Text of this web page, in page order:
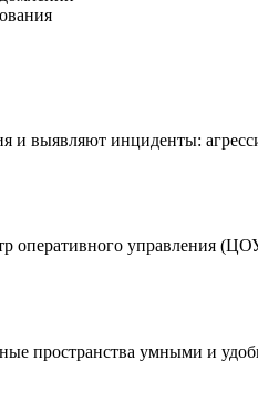
выявляют инциденты:
оперативного управления
пространства умными и